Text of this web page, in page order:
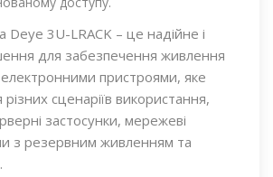
Deye 3U-LRACK – це надійне і
для забезпечення живлення
електронними пристроями, яке
сценаріїв використання,
застосунки, мережеві
з резервним живленням та